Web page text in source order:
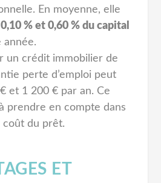
En moyenne, elle
0,10 % et 0,60 % du capital
année.
un crédit immobilier de
perte d’emploi peut
et 1 200 € par an. Ce
prendre en compte dans
coût du prêt.
ET